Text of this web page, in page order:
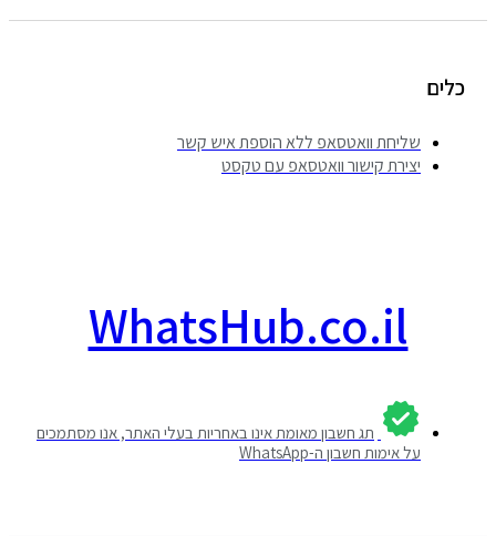
שליחת וואטסאפ ללא הוספת איש קשר
יצירת קישור וואטסאפ עם טקסט
WhatsHub.co.il
תג חשבון מאומת אינו באחריות בעלי האתר, אנו מסתמכים
על אימות חשבון ה-WhatsApp